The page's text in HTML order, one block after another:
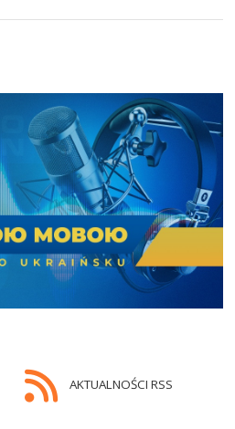
AKTUALNOŚCI RSS